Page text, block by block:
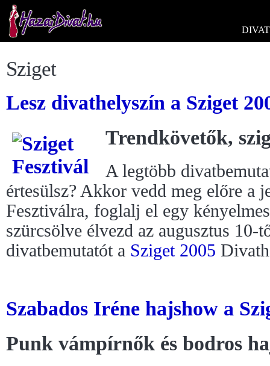
DIVAT
Sziget
Lesz divathelyszín a Sziget
Trendkövetők,
A legtöbb
értesülsz? Akkor vedd meg előre a
Fesztiválra, foglalj el egy
szürcsölve élvezd az augusztus
divatbemutatót a Sziget 2005
Szabados Iréne hajshow a
Punk vámpírnők és bodros